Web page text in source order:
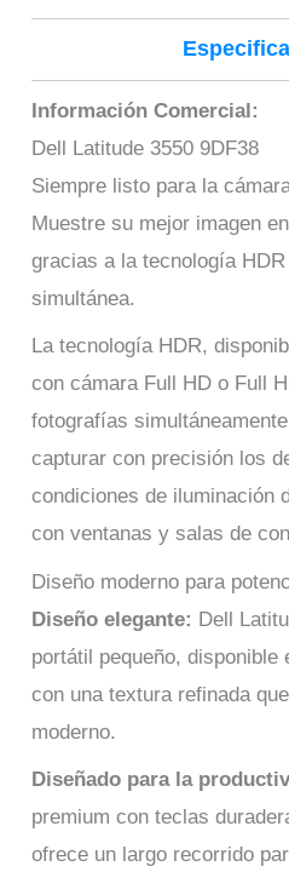
Información Comercial:
Dell Latitude 3550 9DF38
Siempre listo para la
Muestre su mejor imagen
gracias a la tecnología
simultánea.
La tecnología HDR,
con cámara Full HD o Full
fotografías
capturar con precisión los
condiciones de iluminación
con ventanas y salas de
Diseño moderno para
Diseño elegante: Dell
portátil pequeño,
con una textura refinada
moderno.
Diseñado para la
premium con teclas
ofrece un largo recorrido